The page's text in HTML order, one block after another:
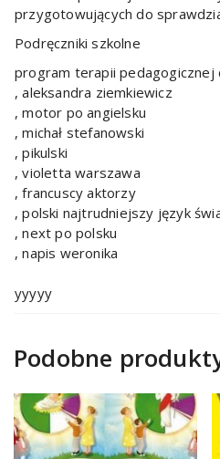
przygotowujących do
Podręczniki szkolne
program terapii pedagogicznej
, aleksandra ziemkiewicz
, motor po angielsku
, michał stefanowski
, pikulski
, violetta warszawa
, francuscy aktorzy
, polski najtrudniejszy język
, next po polsku
, napis weronika
yyyyy
Podobne